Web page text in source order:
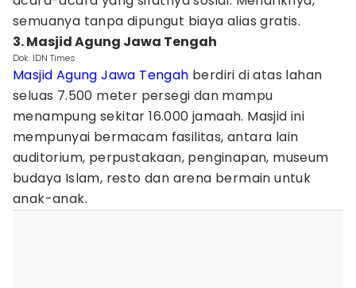
semuanya tanpa dipungut biaya alias gratis.
3. Masjid Agung Jawa Tengah
Dok. IDN Times
Masjid Agung Jawa Tengah berdiri di atas lahan
seluas 7.500 meter persegi dan mampu
menampung sekitar 16.000 jamaah. Masjid ini
mempunyai bermacam fasilitas, antara lain
auditorium, perpustakaan, penginapan, museum
budaya Islam, resto dan arena bermain untuk
anak-anak.